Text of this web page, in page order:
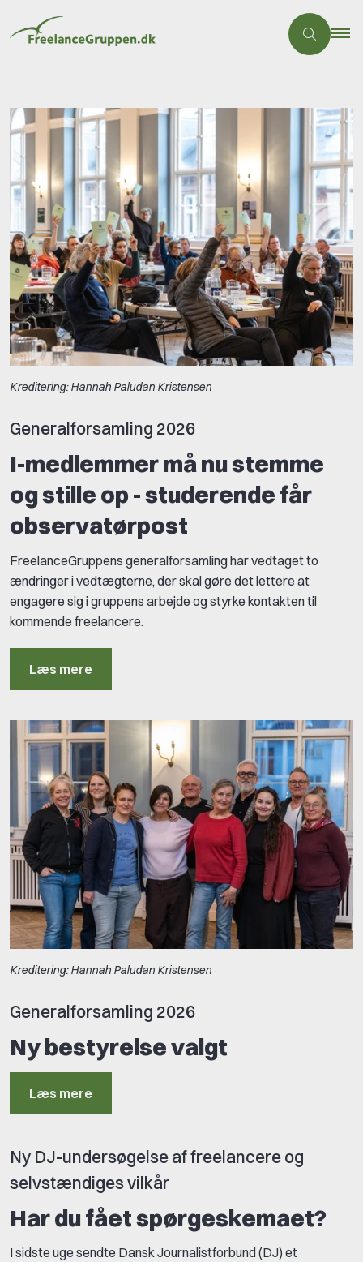
Kreditering: Hannah Paludan Kristensen
Generalforsamling 2026
I-medlemmer må nu stemme
og stille op - studerende får
observatørpost
FreelanceGruppens generalforsamling har vedtaget to
ændringer i vedtægterne, der skal gøre det lettere at
engagere sig i gruppens arbejde og styrke kontakten til
kommende freelancere.
Læs mere
Kreditering: Hannah Paludan Kristensen
Generalforsamling 2026
Ny bestyrelse valgt
Læs mere
Ny DJ-undersøgelse af freelancere og
selvstændiges vilkår
Har du fået spørgeskemaet?
I sidste uge sendte Dansk Journalistforbund (DJ) et